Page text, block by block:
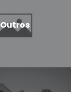
Outros